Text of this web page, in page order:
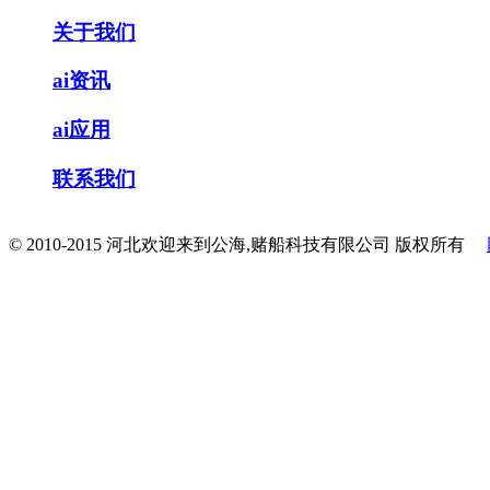
关于我们
ai资讯
ai应用
联系我们
© 2010-2015 河北欢迎来到公海,赌船科技有限公司 版权所有